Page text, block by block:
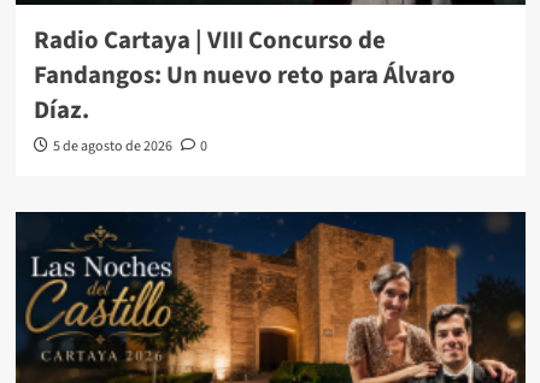
Radio Cartaya | VIII Concurso de
Fandangos: Un nuevo reto para Álvaro
Díaz.
5 de agosto de 2026 0